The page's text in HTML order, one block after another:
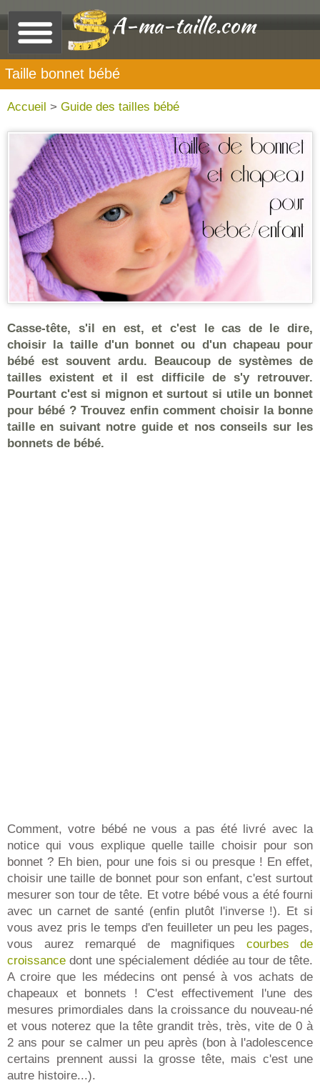
A-ma-taille.com
Taille bonnet bébé
Accueil > Guide des tailles bébé
Casse-tête, s'il en est, et c'est le cas de le dire,
choisir la taille d'un bonnet ou d'un chapeau pour
bébé est souvent ardu. Beaucoup de systèmes de
tailles existent et il est difficile de s'y retrouver.
Pourtant c'est si mignon et surtout si utile un bonnet
pour bébé ? Trouvez enfin comment choisir la bonne
taille en suivant notre guide et nos conseils sur les
bonnets de bébé.
Comment, votre bébé ne vous a pas été livré avec la
notice qui vous explique quelle taille choisir pour son
bonnet ? Eh bien, pour une fois si ou presque ! En effet,
choisir une taille de bonnet pour son enfant, c'est surtout
mesurer son tour de tête. Et votre bébé vous a été fourni
avec un carnet de santé (enfin plutôt l'inverse !). Et si
vous avez pris le temps d'en feuilleter un peu les pages,
vous aurez remarqué de magnifiques courbes de
croissance dont une spécialement dédiée au tour de tête.
A croire que les médecins ont pensé à vos achats de
chapeaux et bonnets ! C'est effectivement l'une des
mesures primordiales dans la croissance du nouveau-né
et vous noterez que la tête grandit très, très, vite de 0 à
2 ans pour se calmer un peu après (bon à l'adolescence
certains prennent aussi la grosse tête, mais c'est une
autre histoire...).